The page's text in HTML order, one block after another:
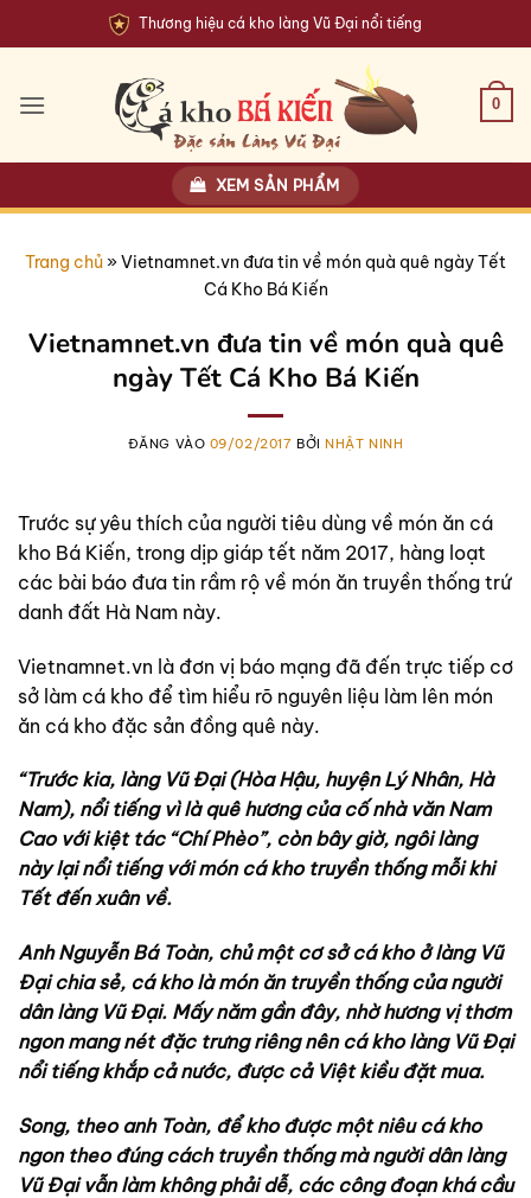
qua
dung
Thương hiệu cá kho làng Vũ Đại nổi tiếng
0
XEM SẢN PHẨM
Trang chủ»Vietnamnet.vn đưa tin về món quà quê ngày Tết
Cá Kho Bá Kiến
Vietnamnet.vn đưa tin về món quà quê
ngày Tết Cá Kho Bá Kiến
ĐĂNG VÀO 09/02/2017 BỞINHẬT NINH
Trước sự yêu thích của người tiêu dùng về món ăn cá
kho Bá Kiến, trong dịp giáp tết năm 2017, hàng loạt
các bài báo đưa tin rầm rộ về món ăn truyền thống trứ
danh đất Hà Nam này.
Vietnamnet.vn là đơn vị báo mạng đã đến trực tiếp cơ
sở làm cá kho để tìm hiểu rõ nguyên liệu làm lên món
ăn cá kho đặc sản đồng quê này.
“Trước kia, làng Vũ Đại (Hòa Hậu, huyện Lý Nhân, Hà
Nam), nổi tiếng vì là quê hương của cố nhà văn Nam
Cao với kiệt tác “Chí Phèo”, còn bây giờ, ngôi làng
này lại nổi tiếng với món cá kho truyền thống mỗi khi
Tết đến xuân về.
Anh Nguyễn Bá Toàn, chủ một cơ sở cá kho ở làng Vũ
Đại chia sẻ, cá kho là món ăn truyền thống của người
dân làng Vũ Đại. Mấy năm gần đây, nhờ hương vị thơm
ngon mang nét đặc trưng riêng nên cá kho làng Vũ Đại
nổi tiếng khắp cả nước, được cả Việt kiều đặt mua.
Song, theo anh Toàn, để kho được một niêu cá kho
ngon theo đúng cách truyền thống mà người dân làng
Vũ Đại vẫn làm không phải dễ, các công đoạn khá cầu